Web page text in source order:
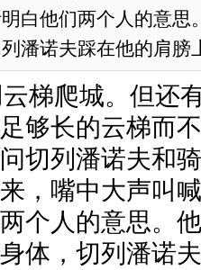
白他们两个人的意思
潘诺夫踩在他的肩膀
梯爬城。但还
够长的云梯而
切列潘诺夫和
，嘴中大声叫
个人的意思。
体，切列潘诺